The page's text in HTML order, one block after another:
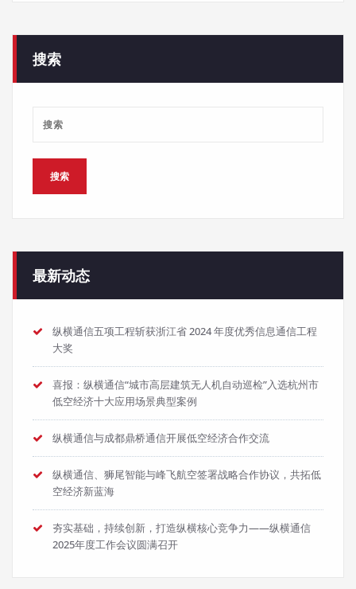
搜索
最新动态
纵横通信五项工程斩获浙江省 2024 年度优秀信息通信工程
大奖
喜报：纵横通信“城市高层建筑无人机自动巡检”入选杭州市
低空经济十大应用场景典型案例
纵横通信与成都鼎桥通信开展低空经济合作交流
纵横通信、狮尾智能与峰飞航空签署战略合作协议，共拓低
空经济新蓝海
夯实基础，持续创新，打造纵横核心竞争力——纵横通信
2025年度工作会议圆满召开